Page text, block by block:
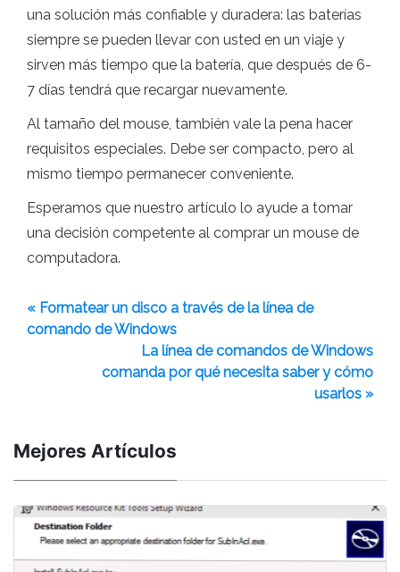
una solución más confiable y duradera: las baterías
siempre se pueden llevar con usted en un viaje y
sirven más tiempo que la batería, que después de 6-
7 días tendrá que recargar nuevamente.
Al tamaño del mouse, también vale la pena hacer
requisitos especiales. Debe ser compacto, pero al
mismo tiempo permanecer conveniente.
Esperamos que nuestro artículo lo ayude a tomar
una decisión competente al comprar un mouse de
computadora.
« Formatear un disco a través de la línea de
comando de Windows
La línea de comandos de Windows
comanda por qué necesita saber y cómo
usarlos »
Mejores Artículos